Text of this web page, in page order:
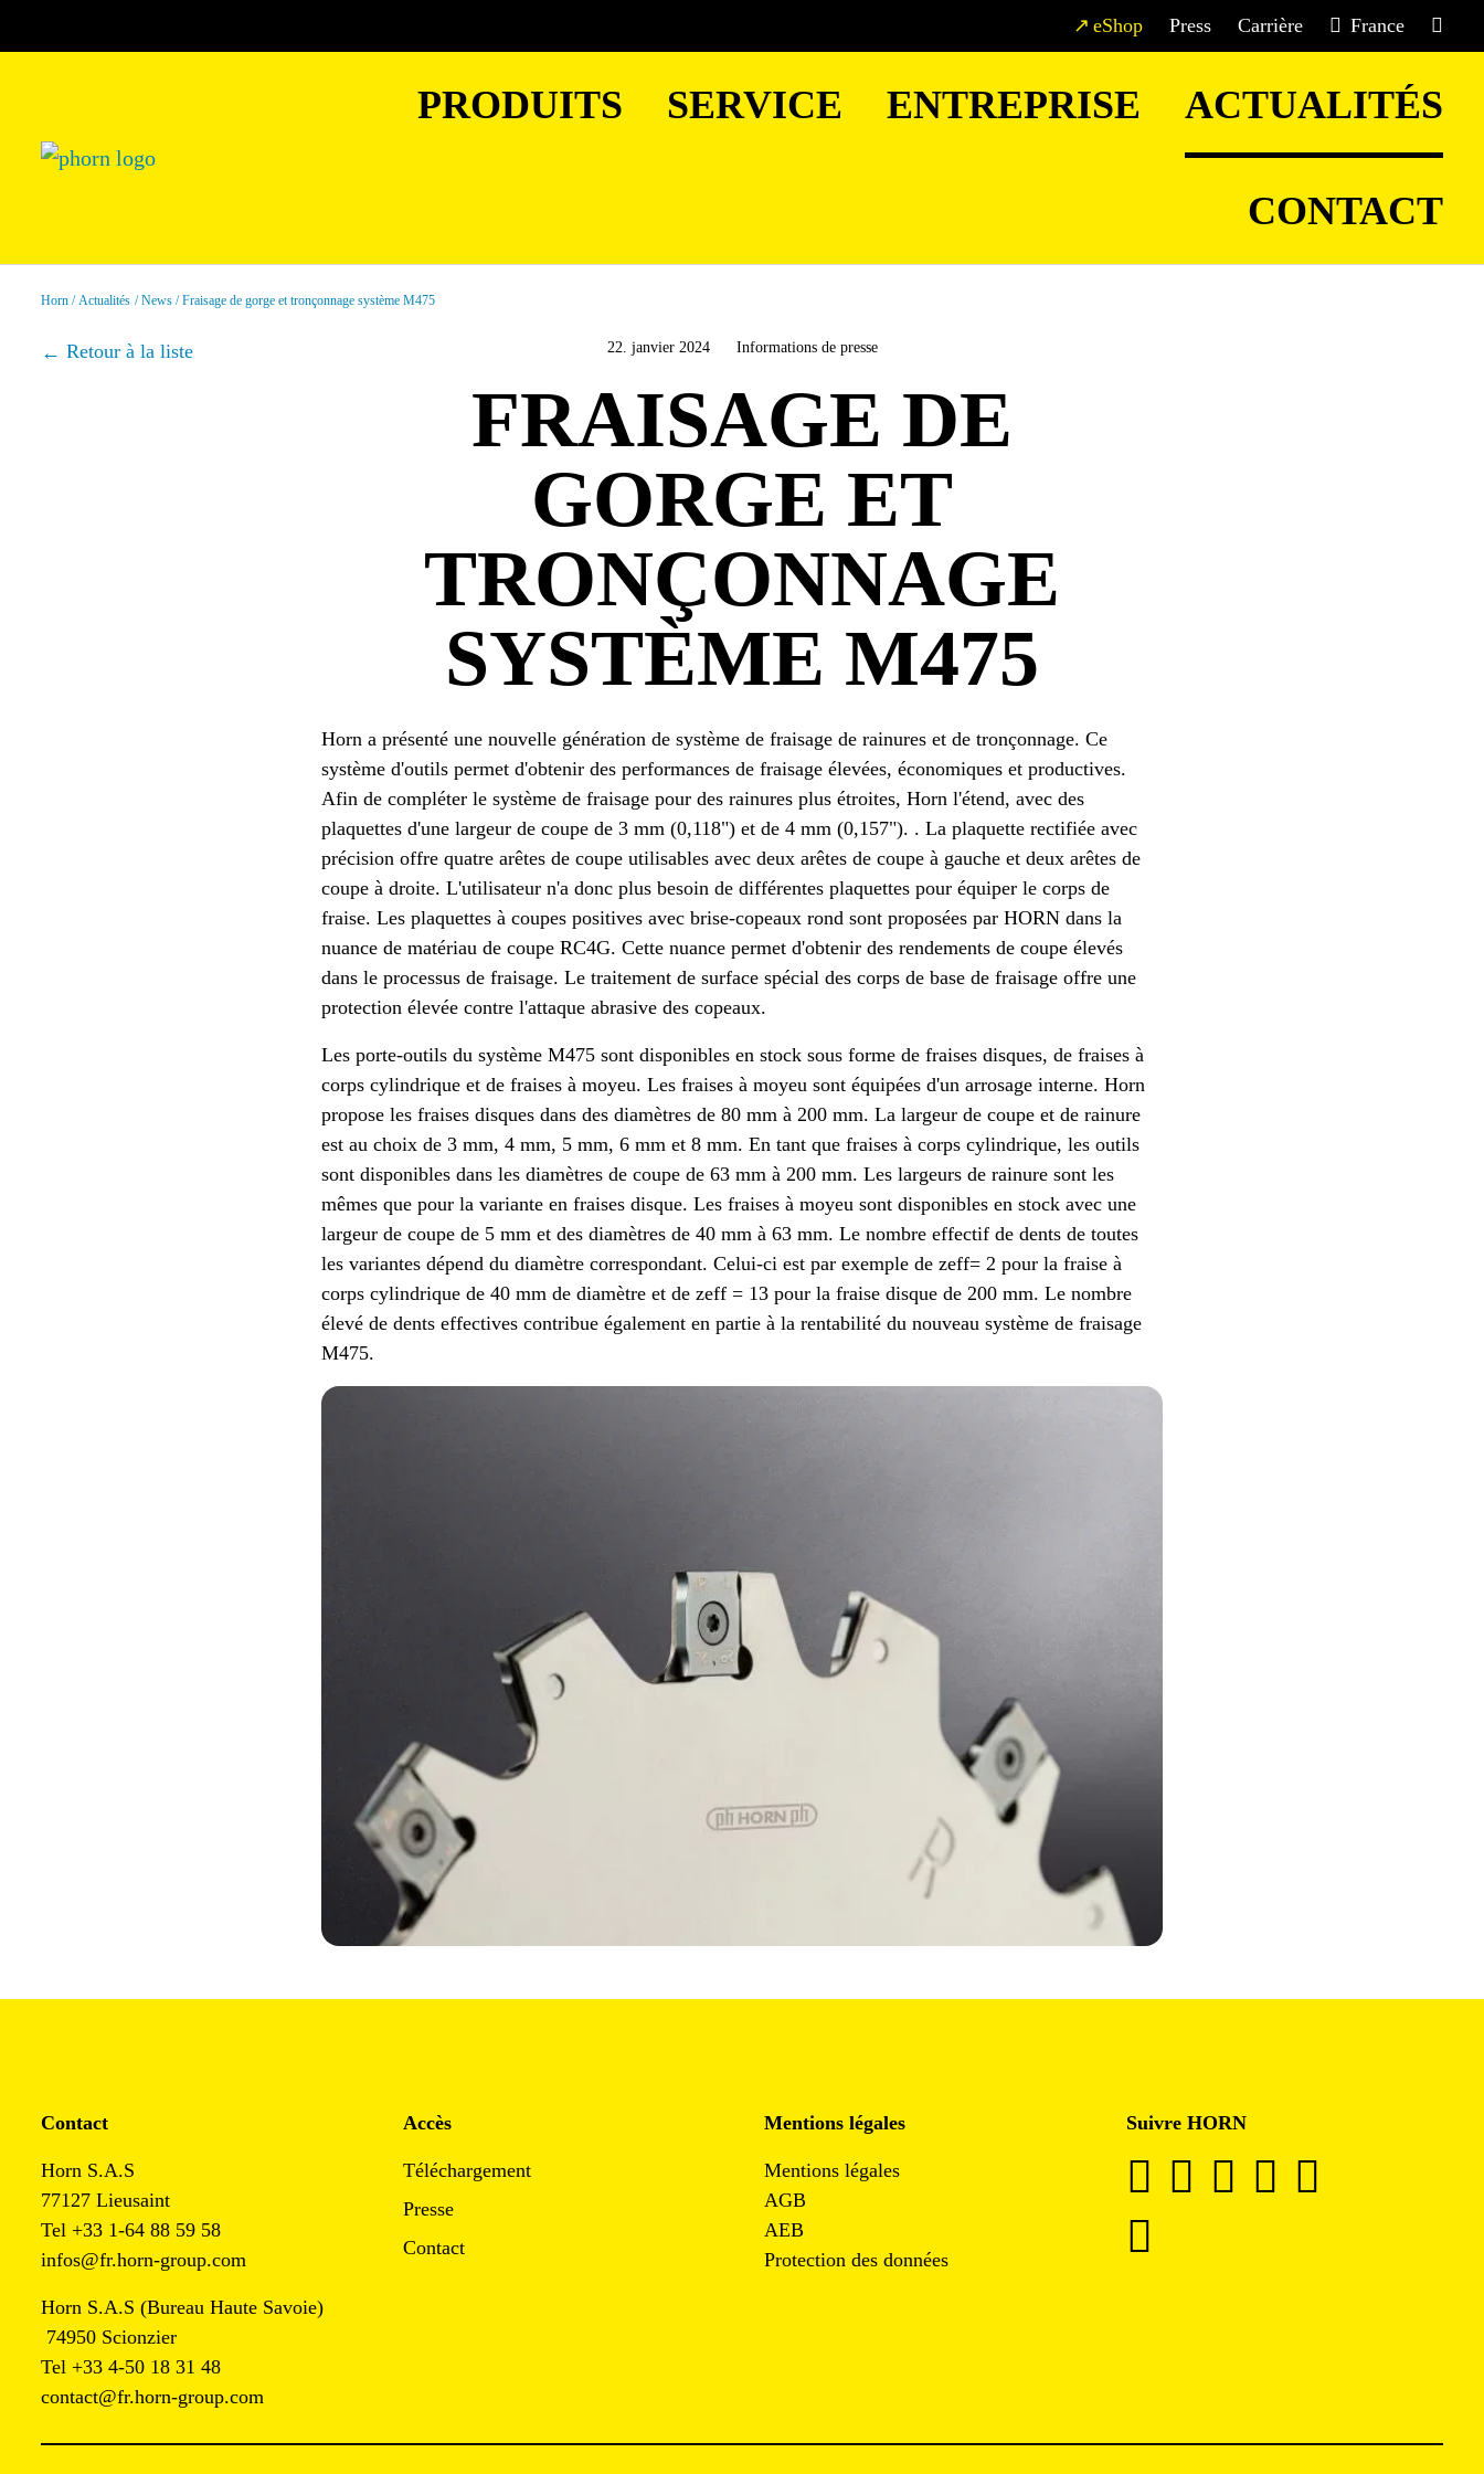
eShop Press Carrière France
PRODUITS SERVICE ENTREPRISE ACTUALITÉS
CONTACT
Horn Actualités News Fraisage de gorge et tronçonnage système M475
Retour à la liste 22. janvier 2024 Informations de presse
FRAISAGE DE
GORGE ET
TRONÇONNAGE
SYSTÈME M475
Horn a présenté une nouvelle génération de système de fraisage de rainures et de tronçonnage. Ce
système d'outils permet d'obtenir des performances de fraisage élevées, économiques et productives.
Afin de compléter le système de fraisage pour des rainures plus étroites, Horn l'étend, avec des
plaquettes d'une largeur de coupe de 3 mm (0,118") et de 4 mm (0,157"). . La plaquette rectifiée avec
précision offre quatre arêtes de coupe utilisables avec deux arêtes de coupe à gauche et deux arêtes de
coupe à droite. L'utilisateur n'a donc plus besoin de différentes plaquettes pour équiper le corps de
fraise. Les plaquettes à coupes positives avec brise-copeaux rond sont proposées par HORN dans la
nuance de matériau de coupe RC4G. Cette nuance permet d'obtenir des rendements de coupe élevés
dans le processus de fraisage. Le traitement de surface spécial des corps de base de fraisage offre une
protection élevée contre l'attaque abrasive des copeaux.
Les porte-outils du système M475 sont disponibles en stock sous forme de fraises disques, de fraises à
corps cylindrique et de fraises à moyeu. Les fraises à moyeu sont équipées d'un arrosage interne. Horn
propose les fraises disques dans des diamètres de 80 mm à 200 mm. La largeur de coupe et de rainure
est au choix de 3 mm, 4 mm, 5 mm, 6 mm et 8 mm. En tant que fraises à corps cylindrique, les outils
sont disponibles dans les diamètres de coupe de 63 mm à 200 mm. Les largeurs de rainure sont les
mêmes que pour la variante en fraises disque. Les fraises à moyeu sont disponibles en stock avec une
largeur de coupe de 5 mm et des diamètres de 40 mm à 63 mm. Le nombre effectif de dents de toutes
les variantes dépend du diamètre correspondant. Celui-ci est par exemple de zeff= 2 pour la fraise à
corps cylindrique de 40 mm de diamètre et de zeff = 13 pour la fraise disque de 200 mm. Le nombre
élevé de dents effectives contribue également en partie à la rentabilité du nouveau système de fraisage
M475.
Contact
Horn S.A.S
77127 Lieusaint
Tel +33 1-64 88 59 58
infos@fr.horn-group.com
Horn S.A.S (Bureau Haute Savoie)
74950 Scionzier
Tel +33 4-50 18 31 48
contact@fr.horn-group.com
Accès
Téléchargement
Presse
Contact
Mentions légales
Mentions légales
AGB
AEB
Protection des données
Suivre HORN